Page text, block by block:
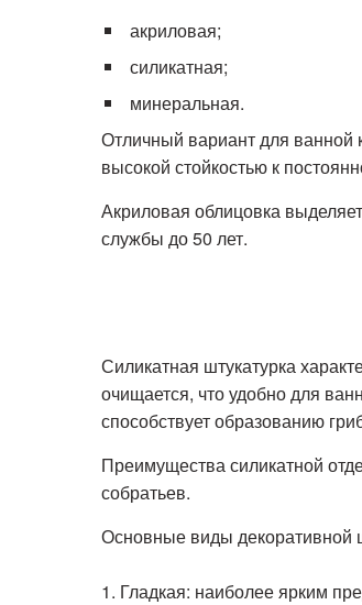
акриловая;
силикатная;
минеральная.
Отличный вариант для ванной
высокой стойкостью к
Акриловая облицовка
службы до 50 лет.
Силикатная штукатурка
очищается, что удобно для
способствует образованию
Преимущества силикатной
собратьев.
Основные виды декоративной
Гладкая: наиболее ярким